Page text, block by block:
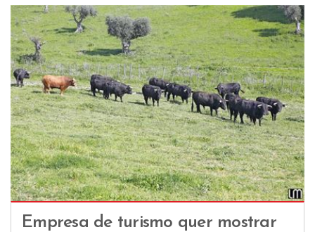
Empresa de turismo quer mostrar